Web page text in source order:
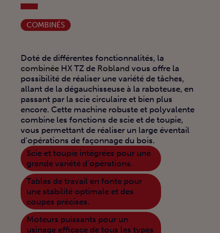
COMBINÉS
Doté de différentes fonctionnalités, la
combinée HX TZ de Robland vous offre la
possibilité de réaliser une variété de tâches,
allant de la dégauchisseuse à la raboteuse, en
passant par la scie circulaire et bien plus
encore. Cette machine robuste et polyvalente
combine les fonctions de scie et de toupie,
vous permettant de réaliser un large éventail
d’opérations de façonnage du bois.
Scie et toupie intégrées pour une
grande variété d’opérations.
Tables de travail en fonte pour
une stabilité optimale et des
coupes précises.
Moteurs puissants pour un
usinage efficace de tous les types